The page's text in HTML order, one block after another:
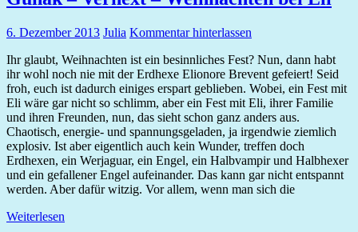
6. Dezember 2013 Julia Kommentar hinterlassen
Ihr glaubt, Weihnachten ist ein besinnliches Fest? Nun, dann habt
ihr wohl noch nie mit der Erdhexe Elionore Brevent gefeiert! Seid
froh, euch ist dadurch einiges erspart geblieben. Wobei, ein Fest mit
Eli wäre gar nicht so schlimm, aber ein Fest mit Eli, ihrer Familie
und ihren Freunden, nun, das sieht schon ganz anders aus.
Chaotisch, energie- und spannungsgeladen, ja irgendwie ziemlich
explosiv. Ist aber eigentlich auch kein Wunder, treffen doch
Erdhexen, ein Werjaguar, ein Engel, ein Halbvampir und Halbhexer
und ein gefallener Engel aufeinander. Das kann gar nicht entspannt
werden. Aber dafür witzig. Vor allem, wenn man sich die
Weiterlesen